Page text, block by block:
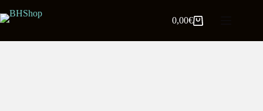
0,00€